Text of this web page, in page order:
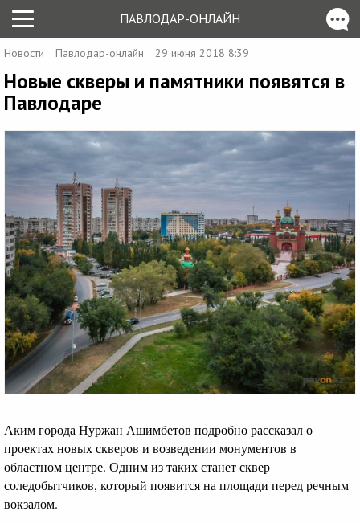
ПАВЛОДАР-ОНЛАЙН
Новости Павлодар-онлайн 29 июня 2018 8:39
Новые скверы и памятники появятся в
Павлодаре
Аким города Нуржан Ашимбетов подробно рассказал о
проектах новых скверов и возведении монументов в
областном центре. Одним из таких станет сквер
соледобытчиков, который появится на площади перед речным
вокзалом.